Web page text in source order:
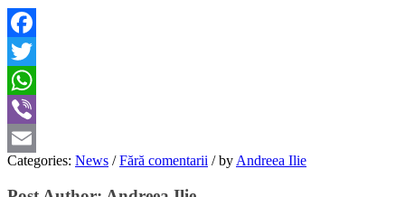
Facebook
Twitter
WhatsApp
Viber
Email
Categories: News / Fără comentarii /by Andreea Ilie